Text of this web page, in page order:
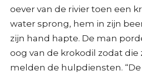
oever van de rivier toen een
water sprong, hem in zijn
zijn hand hapte. De man
oog van de krokodil zodat die
melden de hulpdiensten.